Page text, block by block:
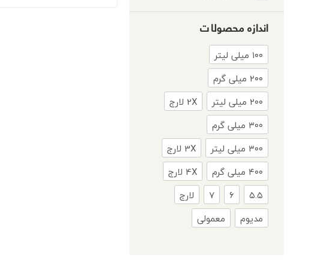
اندازه محصولات
۱۰۰ میلی لیتر
۲۰۰ میلی گرم
۲۰۰ میلی لیتر
2X لارج
۳۰۰ میلی گرم
۳۰۰ میلی لیتر
3X لارج
۴۰۰ میلی گرم
4X لارج
۵.۵
۶ ۷
لارج
مدیوم
معمولی